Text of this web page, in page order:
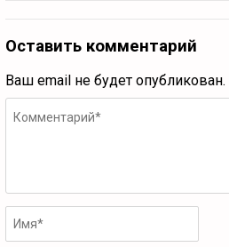
Оставить комментарий
Ваш email не будет опубликован.